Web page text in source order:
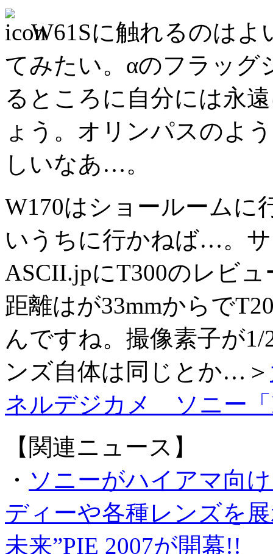
W61Sに触れるのは
てみたい。αのフラッグ
るところに自分には永
ょう。オリンパスのよ
しいなあ…。
W170はショールームに
いうちに行かねば…。
ASCII.jpにT300のレビ
距離はが33mmからで
んですね。撮像素子が
ンズ自体は同じとか…＞
ネルデジカメ ソニー「
【関連ニュース】
・ ソニーがハイアマ向
ディーや各種レンズを
未来”PIE 2007が開幕!!